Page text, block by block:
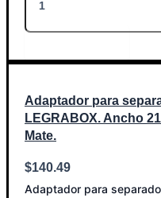
Adaptador para
LEGRABOX. Ancho
Mate.
$140.49
Adaptador para